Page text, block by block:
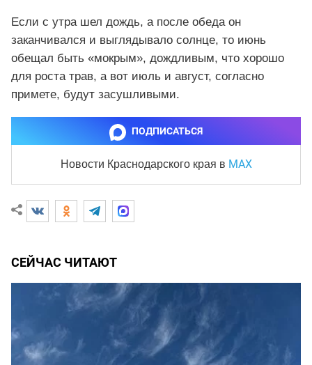
Если с утра шел дождь, а после обеда он
заканчивался и выглядывало солнце, то июнь
обещал быть «мокрым», дождливым, что хорошо
для роста трав, а вот июль и август, согласно
примете, будут засушливыми.
ПОДПИСАТЬСЯ
Новости Краснодарского края в MAX
СЕЙЧАС ЧИТАЮТ